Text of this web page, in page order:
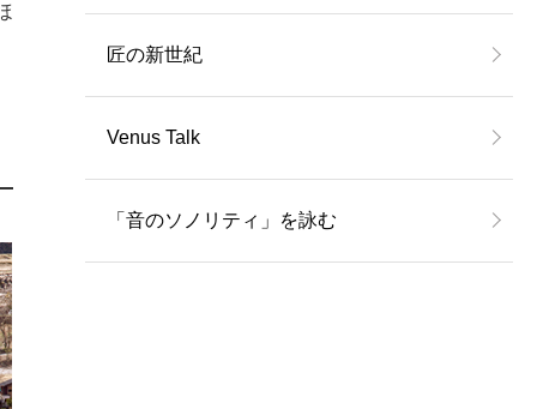
匠の新世紀
Venus Talk
「音のソノリティ」を詠む